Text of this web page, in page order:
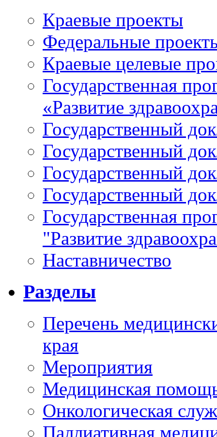
Краевые проекты
Федеральные
Краевые целевые
Государственная
«Развитие
Государственный
Государственный
Государственный
Государственный
Государственная
"Развитие
Наставничество
Разделы
Перечень
края
Мероприятия
Медицинская
Онкологическая
Паллиативная